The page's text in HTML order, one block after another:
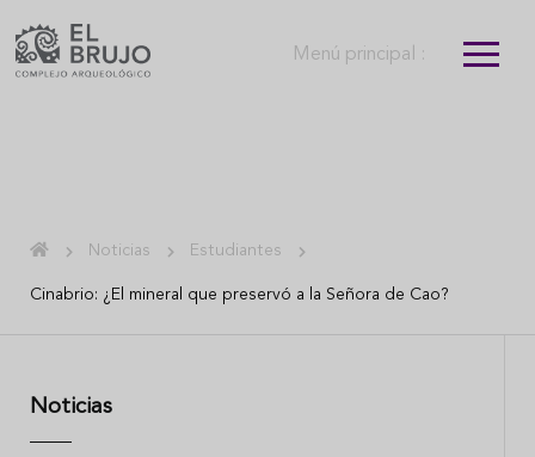
Menú principal :
Noticias Estudiantes
Cinabrio: ¿El mineral que preservó a la Señora de Cao?
Noticias